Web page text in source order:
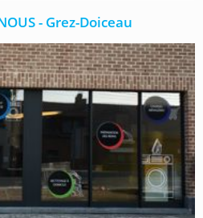
- Grez-Doiceau